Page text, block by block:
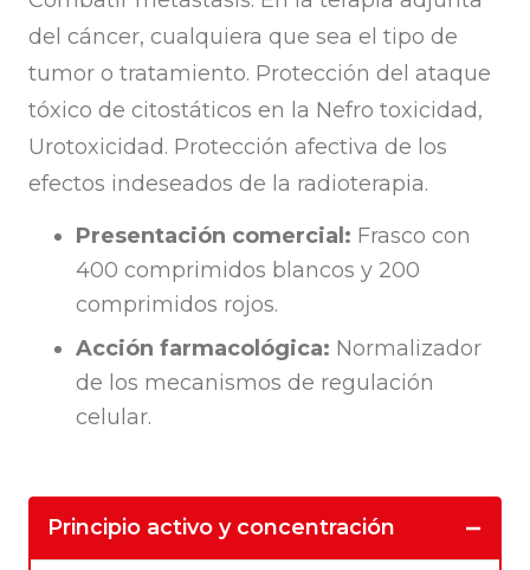
del cáncer, cualquiera que sea el tipo de
tumor o tratamiento. Protección del ataque
tóxico de citostáticos en la Nefro toxicidad,
Urotoxicidad. Protección afectiva de los
efectos indeseados de la radioterapia.
Presentación comercial: Frasco con
400 comprimidos blancos y 200
comprimidos rojos.
Acción farmacológica: Normalizador
de los mecanismos de regulación
celular.
Principio activo y concentración